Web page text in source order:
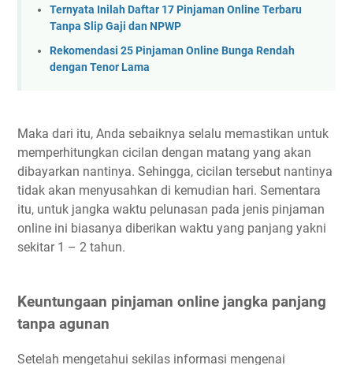
Ternyata Inilah Daftar 17 Pinjaman Online Terbaru
Tanpa Slip Gaji dan NPWP
Rekomendasi 25 Pinjaman Online Bunga Rendah
dengan Tenor Lama
Maka dari itu, Anda sebaiknya selalu memastikan untuk
memperhitungkan cicilan dengan matang yang akan
dibayarkan nantinya. Sehingga, cicilan tersebut nantinya
tidak akan menyusahkan di kemudian hari. Sementara
itu, untuk jangka waktu pelunasan pada jenis pinjaman
online ini biasanya diberikan waktu yang panjang yakni
sekitar 1 – 2 tahun.
Keuntungaan pinjaman online jangka panjang
tanpa agunan
Setelah mengetahui sekilas informasi mengenai